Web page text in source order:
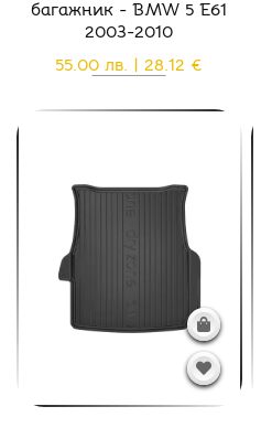
багажник - BMW 5 E61
2003-2010
55.00 лв. | 28.12 €